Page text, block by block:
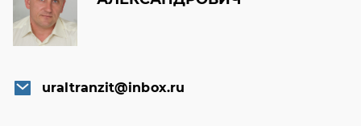
uraltranzit@inbox.ru